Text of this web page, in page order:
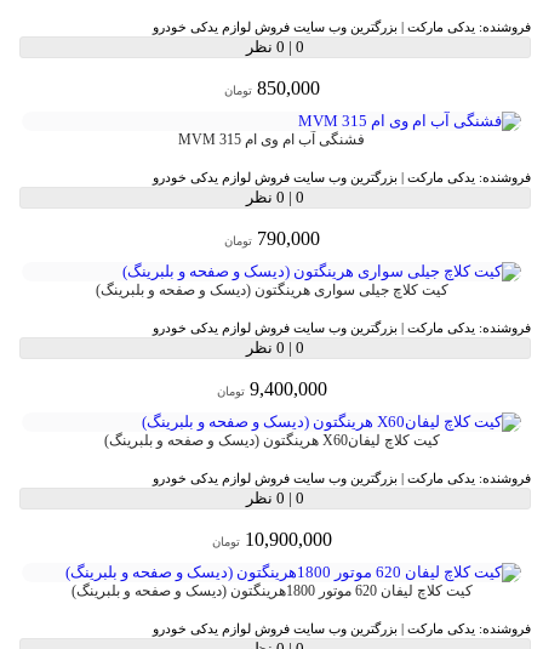
فروشنده: یدکی مارکت | بزرگترین وب سایت فروش لوازم یدکی خودرو
0
| 0 نظر
850,000 تومان
فشنگی آب ام وی ام MVM 315
فروشنده: یدکی مارکت | بزرگترین وب سایت فروش لوازم یدکی خودرو
0
| 0 نظر
790,000 تومان
کیت کلاچ جیلی سواری هرینگتون (دیسک و صفحه و بلبرینگ)
فروشنده: یدکی مارکت | بزرگترین وب سایت فروش لوازم یدکی خودرو
0
| 0 نظر
9,400,000 تومان
کیت کلاچ لیفانX60 هرینگتون (دیسک و صفحه و بلبرینگ)
فروشنده: یدکی مارکت | بزرگترین وب سایت فروش لوازم یدکی خودرو
0
| 0 نظر
10,900,000 تومان
کیت کلاچ لیفان 620 موتور 1800هرینگتون (دیسک و صفحه و بلبرینگ)
فروشنده: یدکی مارکت | بزرگترین وب سایت فروش لوازم یدکی خودرو